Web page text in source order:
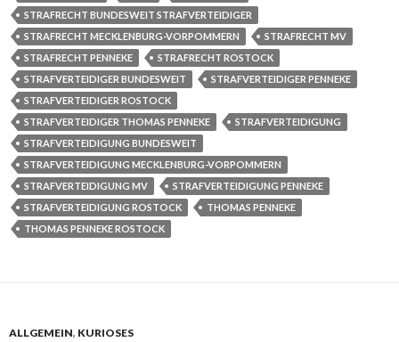
STRAFRECHT BUNDESWEIT STRAFVERTEIDIGER
STRAFRECHT MECKLENBURG-VORPOMMERN
STRAFRECHT MV
STRAFRECHT PENNEKE
STRAFRECHT ROSTOCK
STRAFVERTEIDIGER BUNDESWEIT
STRAFVERTEIDIGER PENNEKE
STRAFVERTEIDIGER ROSTOCK
STRAFVERTEIDIGER THOMAS PENNEKE
STRAFVERTEIDIGUNG
STRAFVERTEIDIGUNG BUNDESWEIT
STRAFVERTEIDIGUNG MECKLENBURG-VORPOMMERN
STRAFVERTEIDIGUNG MV
STRAFVERTEIDIGUNG PENNEKE
STRAFVERTEIDIGUNG ROSTOCK
THOMAS PENNEKE
THOMAS PENNEKE ROSTOCK
ALLGEMEIN, KURIOSES